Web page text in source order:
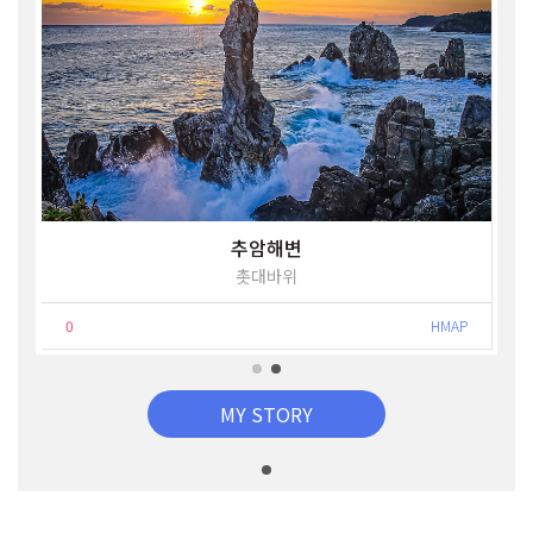
추암해변
촛대바위
0 HMAP
MY STORY